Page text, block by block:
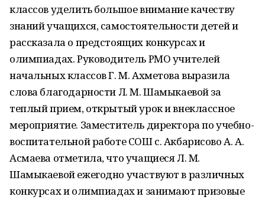
классов уделить большое внимание качеству
знаний учащихся, самостоятельности детей и
рассказала о предстоящих конкурсах и
олимпиадах. Руководитель РМО учителей
начальных классов Г. М. Ахметова выразила
слова благодарности Л. М. Шамыкаевой за
теплый прием, открытый урок и внеклассное
мероприятие. Заместитель директора по учебно-
воспитательной работе СОШ с. Акбарисово А. А.
Асмаева отметила, что учащиеся Л. М.
Шамыкаевой ежегодно участвуют в различных
конкурсах и олимпиадах и занимают призовые